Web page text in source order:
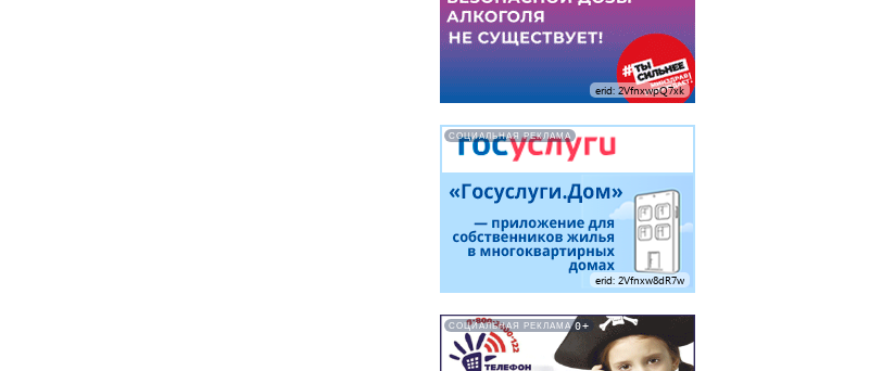
erid: 2VfnxwpQ7xk
СОЦИАЛЬНАЯ РЕКЛАМА
erid: 2Vfnxw8dR7w
СОЦИАЛЬНАЯ РЕКЛАМА 0+